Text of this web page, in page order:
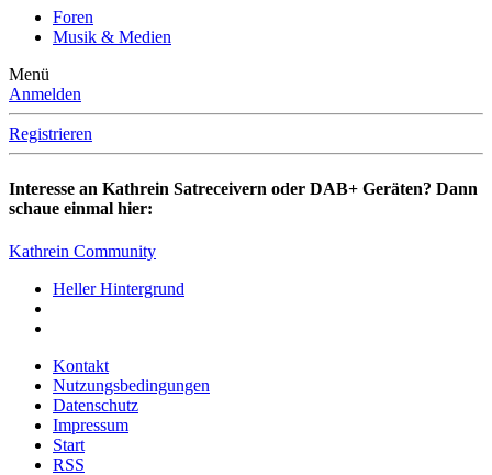
Foren
Musik & Medien
Menü
Anmelden
Registrieren
Interesse an Kathrein Satreceivern oder DAB+ Geräten? Dann
schaue einmal hier:
Kathrein Community
Heller Hintergrund
Kontakt
Nutzungsbedingungen
Datenschutz
Impressum
Start
RSS